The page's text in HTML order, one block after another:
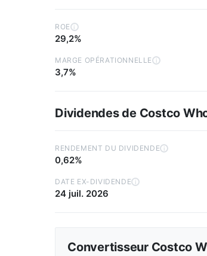
ROE i
29,2%
MARGE OPÉRATIONNELLE i
3,7%
Dividendes de Costco
RENDEMENT DU DIVIDENDE i
0,62%
DATE EX-DIVIDENDE i
24 juil. 2026
Convertisseur Costco